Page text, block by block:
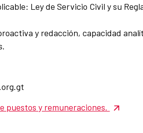
Ley de Servicio Civil y su
y redacción, capacidad
puestos y remuneraciones.